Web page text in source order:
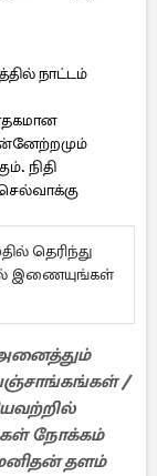
நாட்டம்
நிதி
தெரிந்து
இணையுங்கள்
அனைத்தும்
/
நோக்கம்
தளம்